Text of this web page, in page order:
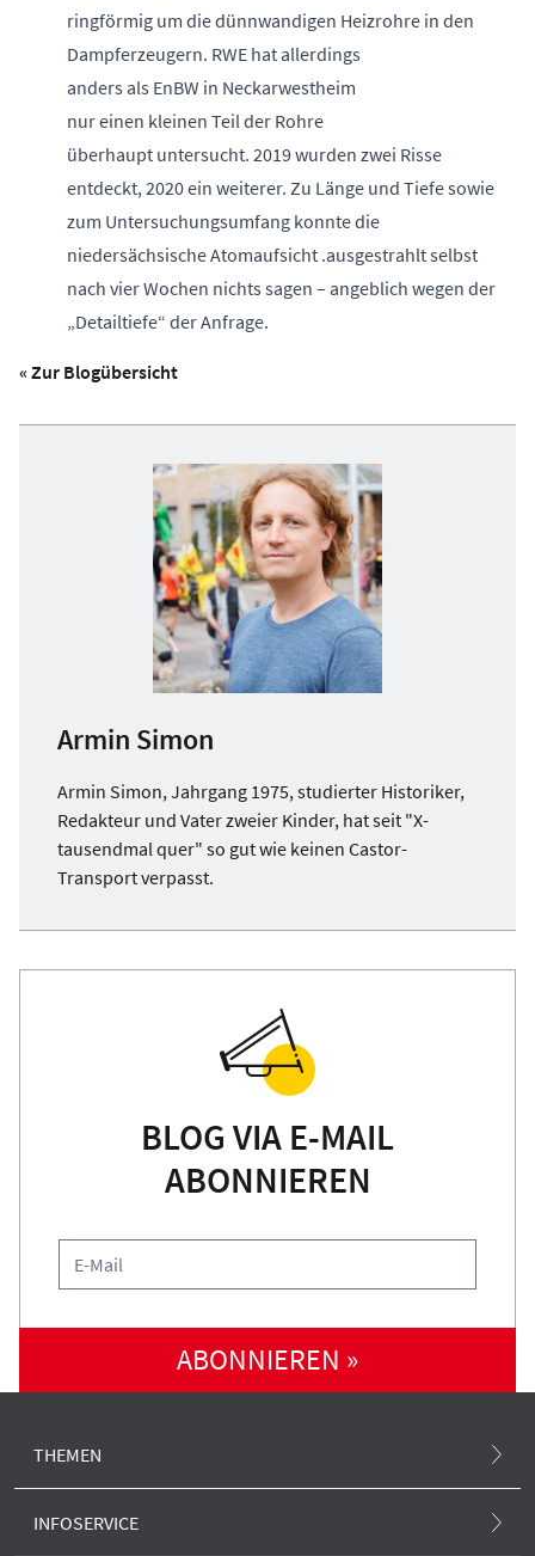
ringförmig um die dünnwandigen Heizrohre in den
Dampferzeugern. RWE hat allerdings
anders als EnBW in Neckarwestheim
nur einen kleinen Teil der Rohre
überhaupt untersucht. 2019 wurden zwei Risse
entdeckt, 2020 ein weiterer. Zu Länge und Tiefe sowie
zum Untersuchungsumfang konnte die
niedersächsische Atomaufsicht .ausgestrahlt selbst
nach vier Wochen nichts sagen – angeblich wegen der
„Detailtiefe“ der Anfrage.
« Zur Blogübersicht
Armin Simon
Armin Simon, Jahrgang 1975, studierter Historiker,
Redakteur und Vater zweier Kinder, hat seit "X-
tausendmal quer" so gut wie keinen Castor-
Transport verpasst.
BLOG VIA E-MAIL
ABONNIEREN
ABONNIEREN »
THEMEN
INFOSERVICE